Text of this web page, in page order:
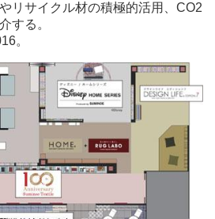
リサイクル材の積極的活用、CO2
する。
。